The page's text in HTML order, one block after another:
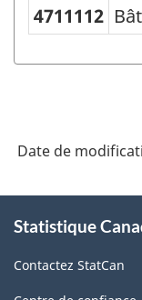
du
1.0
-
Comptes
4711112
Date de
propos
ce
site
Statistique
Contactez StatCan